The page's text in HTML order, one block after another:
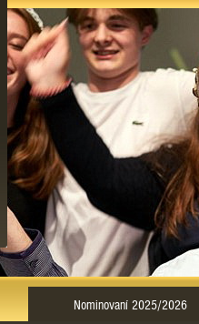
Nominovaní 2025/2026